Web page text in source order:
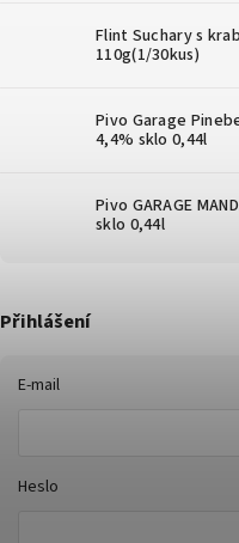
Flint Suchary s
110g(1/30kus)
Pivo Garage
4,4% sklo 0,44l
Pivo GARAGE
sklo 0,44l
Přihlášení
E-mail
Heslo